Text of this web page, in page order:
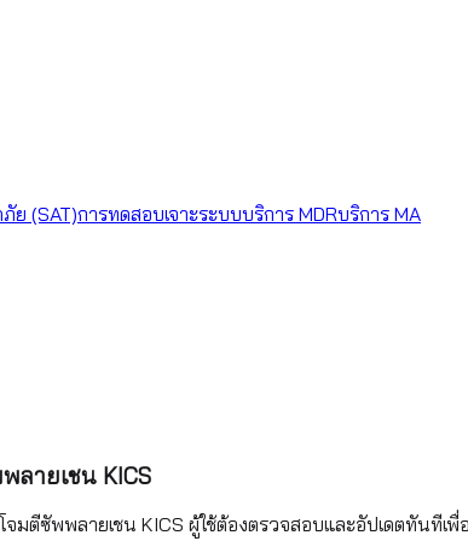
ย (SAT)การทดสอบเจาะระบบบริการ MDRบริการ MA
ลายเชน KICS
ตีซัพพลายเชน KICS ผู้ใช้ต้องตรวจสอบและอัปเดตทันทีเ